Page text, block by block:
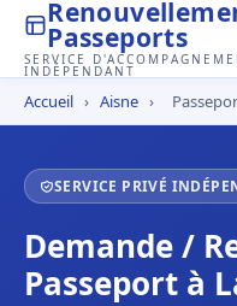
Passeports
SERVICE
INDÉPENDANT
Accueil › Aisne ›
SERVICE PRIVÉ
Demande /
Passeport à